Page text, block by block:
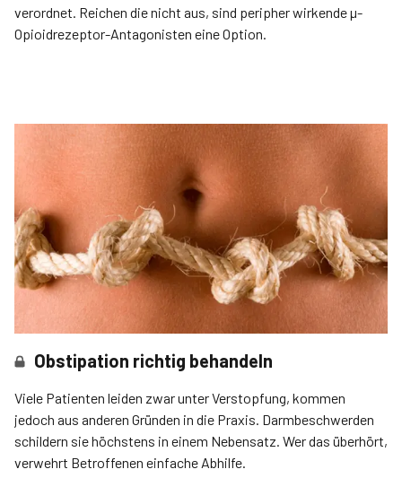
verordnet. Reichen die nicht aus, sind peripher wirkende µ-
Opioidrezeptor-Antagonisten eine Option.
Obstipation richtig behandeln
Viele Patienten leiden zwar unter Verstopfung, kommen
jedoch aus anderen Gründen in die Praxis. Darmbeschwerden
schildern sie höchstens in einem Nebensatz. Wer das überhört,
verwehrt Betroffenen einfache Abhilfe.